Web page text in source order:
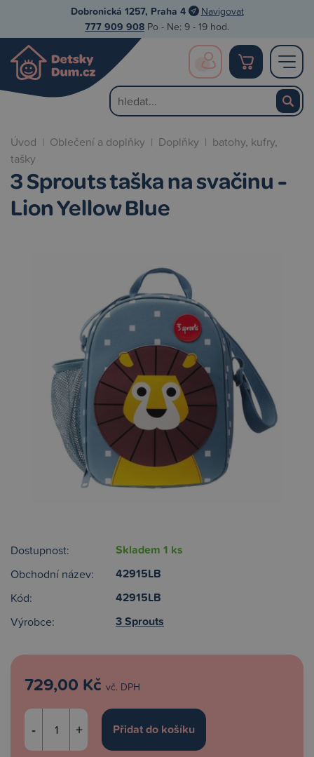
Dobronická 1257, Praha 4 Navigovat
777 909 908 Po - Ne: 9 - 19 hod.
Úvod | Oblečení a doplňky | Doplňky | batohy, kufry,
tašky
3 Sprouts taška na svačinu -
Lion Yellow Blue
Dostupnost: Skladem 1 ks
Obchodní název: 42915LB
Kód: 42915LB
Výrobce: 3 Sprouts
729,00 Kč vč. DPH
- +